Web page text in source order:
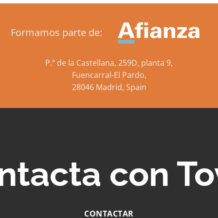
Formamos parte de:
P.º de la Castellana, 259D, planta 9,
Fuencarral-El Pardo,
28046 Madrid, Spain
con
CONTACTAR